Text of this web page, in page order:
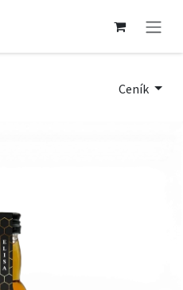
Ceník